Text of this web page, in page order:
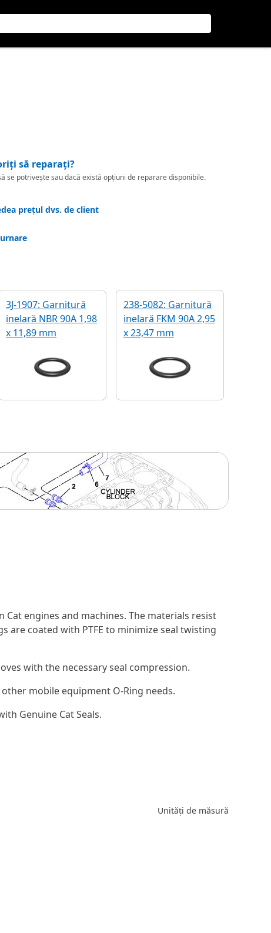
să reparați?
se potrivește sau dacă există opțiuni de reparare disponibile.
prețul dvs. de client
3J-1907: Garnitură
inelară NBR 90A 1,98
x 11,89 mm
238-5082: Garnitură
inelară FKM 90A 2,95
x 23,47 mm
engines and machines. The materials resist
are coated with PTFE to minimize seal twisting
with the necessary seal compression.
mobile equipment O-Ring needs.
Genuine Cat Seals.
Unități de măsură